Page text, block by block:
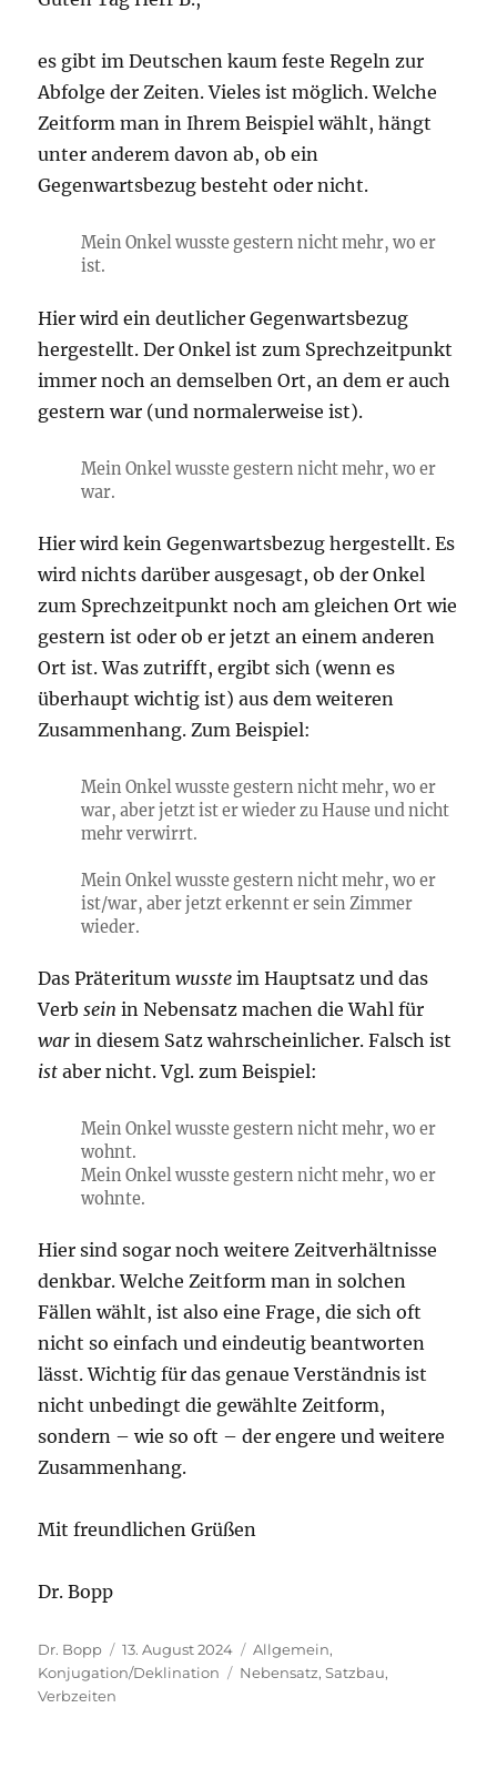
es gibt im Deutschen kaum feste Regeln zur
Abfolge der Zeiten. Vieles ist möglich. Welche
Zeitform man in Ihrem Beispiel wählt, hängt
unter anderem davon ab, ob ein
Gegenwartsbezug besteht oder nicht.
Mein Onkel wusste gestern nicht mehr, wo er
ist.
Hier wird ein deutlicher Gegenwartsbezug
hergestellt. Der Onkel ist zum Sprechzeitpunkt
immer noch an demselben Ort, an dem er auch
gestern war (und normalerweise ist).
Mein Onkel wusste gestern nicht mehr, wo er
war.
Hier wird kein Gegenwartsbezug hergestellt. Es
wird nichts darüber ausgesagt, ob der Onkel
zum Sprechzeitpunkt noch am gleichen Ort wie
gestern ist oder ob er jetzt an einem anderen
Ort ist. Was zutrifft, ergibt sich (wenn es
überhaupt wichtig ist) aus dem weiteren
Zusammenhang. Zum Beispiel:
Mein Onkel wusste gestern nicht mehr, wo er
war, aber jetzt ist er wieder zu Hause und nicht
mehr verwirrt.
Mein Onkel wusste gestern nicht mehr, wo er
ist/war, aber jetzt erkennt er sein Zimmer
wieder.
Das Präteritumwusste im Hauptsatz und das
Verbsein in Nebensatz machen die Wahl für
war in diesem Satz wahrscheinlicher. Falsch ist
ist aber nicht. Vgl. zum Beispiel:
Mein Onkel wusste gestern nicht mehr, wo er
wohnt.
Mein Onkel wusste gestern nicht mehr, wo er
wohnte.
Hier sind sogar noch weitere Zeitverhältnisse
denkbar. Welche Zeitform man in solchen
Fällen wählt, ist also eine Frage, die sich oft
nicht so einfach und eindeutig beantworten
lässt. Wichtig für das genaue Verständnis ist
nicht unbedingt die gewählte Zeitform,
sondern – wie so oft – der engere und weitere
Zusammenhang.
Mit freundlichen Grüßen
Dr. Bopp
Autor
Dr. Bopp
Veröffentlicht
am
13. August 2024 Kategorien
Allgemein,
Konjugation/Deklination
Schlagwörter
Nebensatz,Satzbau,
Verbzeiten